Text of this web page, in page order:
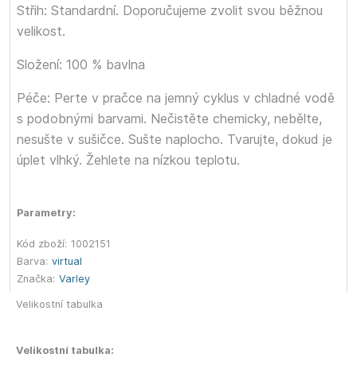
Střih: Standardní. Doporučujeme zvolit svou běžnou
velikost.
Složení: 100 % bavlna
Péče: Perte v pračce na jemný cyklus v chladné vodě
s podobnými barvami. Nečistěte chemicky, nebělte,
nesušte v sušičce. Sušte naplocho. Tvarujte, dokud je
úplet vlhký. Žehlete na nízkou teplotu.
Parametry:
Kód zboží: 1002151
Barva: virtual
Značka: Varley
Velikostní tabulka
Velikostní tabulka: